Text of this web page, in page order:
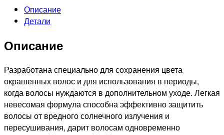
RENASCENCE
Сыворотка-
для
окрашенных
волос,
200мл
Описание
Детали
Описание
Разработана специально для сохранения цвета
окрашенных волос и для использования в периоды,
когда волосы нуждаются в дополнительном уходе. Легкая
невесомая формула способна эффективно защитить
волосы от вредного солнечного излучения и
пересушивания, дарит волосам одновременно